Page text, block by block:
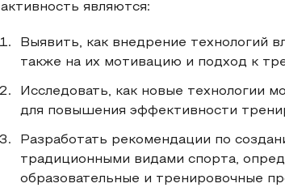
активность являются:
Выявить, как внедрение технологий
также на их мотивацию и подход к
Исследовать, как новые технологии
для повышения эффективности
Разработать рекомендации по
традиционными видами спорта,
образовательные и тренировочные